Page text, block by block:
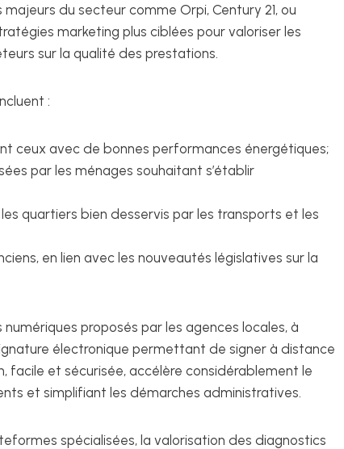
du secteur comme Orpi, Century 21, ou
marketing plus ciblées pour valoriser les
sur la qualité des prestations.
:
ceux avec de bonnes performances énergétiques;
par les ménages souhaitant s’établir
quartiers bien desservis par les transports et les
en lien avec les nouveautés législatives sur la
proposés par les agences locales, à
électronique permettant de signer à distance
facile et sécurisée, accélère considérablement le
et simplifiant les démarches administratives.
spécialisées, la valorisation des diagnostics